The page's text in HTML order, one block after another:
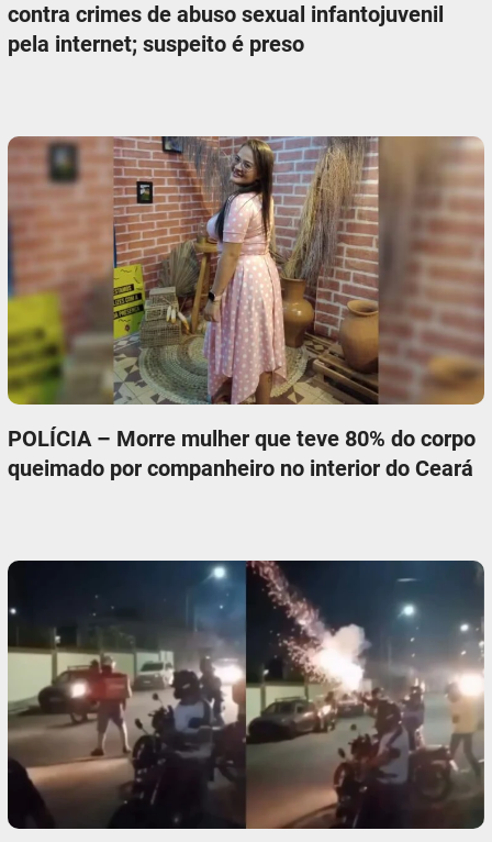
contra crimes de abuso sexual infantojuvenil
pela internet; suspeito é preso
POLÍCIA – Morre mulher que teve 80% do corpo
queimado por companheiro no interior do Ceará